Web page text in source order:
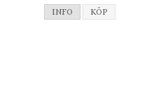
INFO KÖP